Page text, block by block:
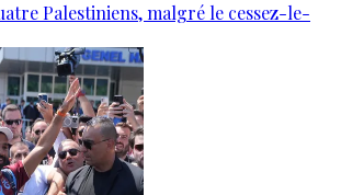
Palestiniens, malgré le cessez-le-